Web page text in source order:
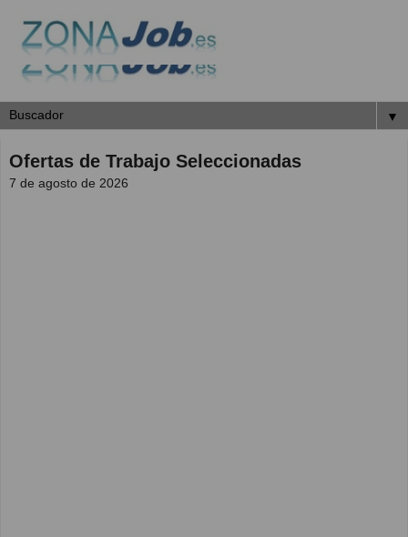
▼
Ofertas de Trabajo Seleccionadas
7 de agosto de 2026